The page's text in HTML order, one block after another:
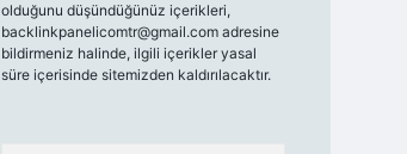
olduğunu düşündüğünüz içerikleri,
backlinkpanelicomtr@gmail.comadresine
bildirmeniz halinde, ilgili içerikler yasal
süre içerisinde sitemizden kaldırılacaktır.